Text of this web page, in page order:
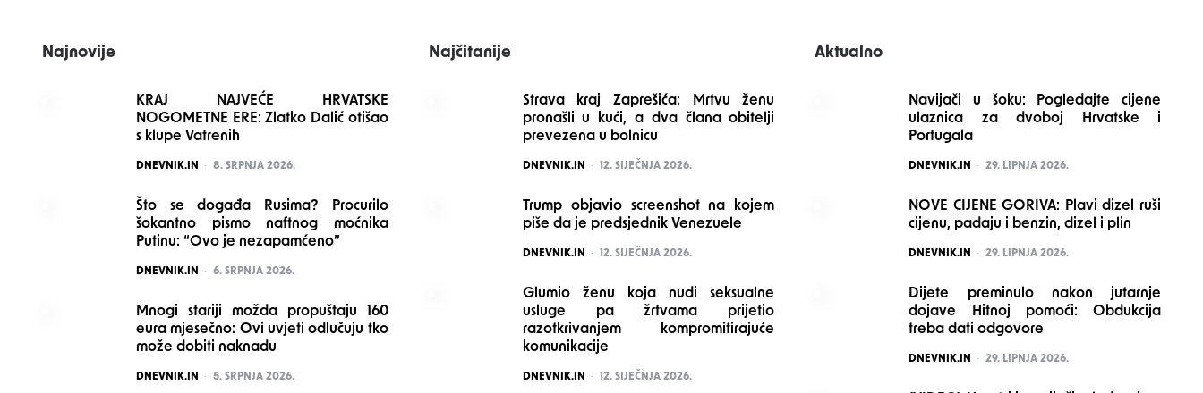
Najnovije
KRAJ NAJVEĆE HRVATSKE
NOGOMETNE ERE: Zlatko Dalić otišao
s klupe Vatrenih
POSTED
DNEVNIK.IN 8. SRPNJA 2026.
Što se događa Rusima? Procurilo
šokantno pismo naftnog moćnika
Putinu: “Ovo je nezapamćeno”
POSTED
DNEVNIK.IN 6. SRPNJA 2026.
Mnogi stariji možda propuštaju 160
eura mjesečno: Ovi uvjeti odlučuju tko
može dobiti naknadu
POSTED
DNEVNIK.IN 5. SRPNJA 2026.
Najčitanije
Strava kraj Zaprešića: Mrtvu ženu
pronašli u kući, a dva člana obitelji
prevezena u bolnicu
POSTED
DNEVNIK.IN 12. SIJEČNJA 2026.
Trump objavio screenshot na kojem
piše da je predsjednik Venezuele
POSTED
DNEVNIK.IN 12. SIJEČNJA 2026.
Glumio ženu koja nudi seksualne
usluge pa žrtvama prijetio
razotkrivanjem kompromitirajuće
komunikacije
POSTED
DNEVNIK.IN 12. SIJEČNJA 2026.
Aktualno
Navijači u šoku: Pogledajte cijene
ulaznica za dvoboj Hrvatske i
Portugala
POSTED
DNEVNIK.IN 29. LIPNJA 2026.
NOVE CIJENE GORIVA: Plavi dizel ruši
cijenu, padaju i benzin, dizel i plin
POSTED
DNEVNIK.IN 29. LIPNJA 2026.
Dijete preminulo nakon jutarnje
dojave Hitnoj pomoći: Obdukcija
treba dati odgovore
POSTED
DNEVNIK.IN 29. LIPNJA 2026.